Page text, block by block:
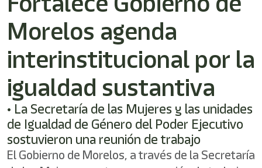
Morelos agenda
interinstitucional por la
igualdad sustantiva
• La Secretaría de las Mujeres y las unidades
de Igualdad de Género del Poder Ejecutivo
sostuvieron una reunión de trabajo
El Gobierno de Morelos, a través de la Secretaría